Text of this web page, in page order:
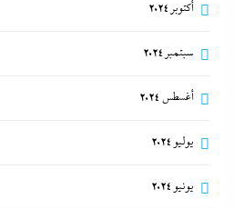
أكتوبر 2024
سبتمبر 2024
أغسطس 2024
يوليو 2024
يونيو 2024